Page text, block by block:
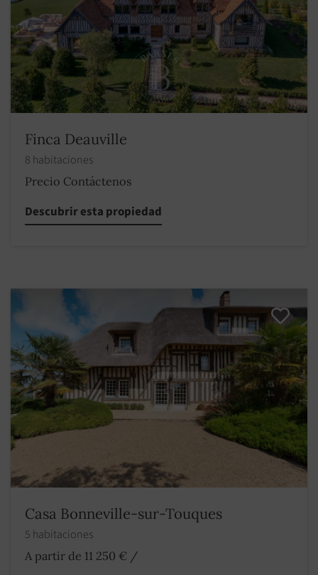
Finca Deauville
8 habitaciones
Precio Contáctenos
Descubrir esta propiedad
Casa Bonneville-sur-Touques
5 habitaciones
A partir de 11 250 € /